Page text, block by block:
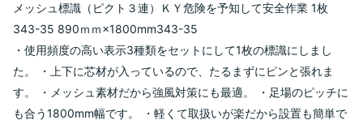
メッシュ標識（ピクト３連）ＫＹ危険を予知して安全作業 1枚
343-35 890ｍｍ×1800mm343-35
・使用頻度の高い表示3種類をセットにして1枚の標識にしまし
た。 ・上下に芯材が入っているので、たるまずにピンと張れま
す。 ・メッシュ素材だから強風対策にも最適。 ・足場のピッチに
も合う1800mm幅です。 ・軽くて取扱いが楽だから設置も簡単で